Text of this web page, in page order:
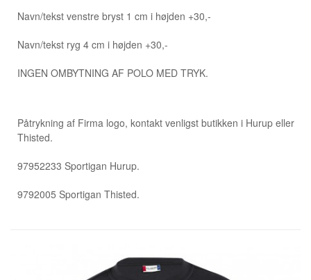
Navn/tekst venstre bryst 1 cm i højden +30,-
Navn/tekst ryg 4 cm i højden +30,-
INGEN OMBYTNING AF POLO MED TRYK.
Påtrykning af Firma logo, kontakt venligst butikken i Hurup eller
Thisted.
97952233 Sportigan Hurup.
9792005 Sportigan Thisted.